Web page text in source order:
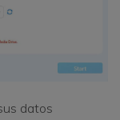
datos